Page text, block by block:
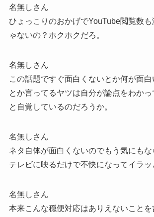
名無しさん
ひょっこりのおかげでYouTube閲覧数
ゃないの？ホクホクだろ。
名無しさん
この話題ですぐ面白くないとか何が面
とか言ってるヤツは自分が論点をわか
と自覚しているのだろうか。
名無しさん
ネタ自体が面白くないのでもう気にもな
テレビに映るだけで不快になってイラッ
名無しさん
本来こんな穏便対応はありえないこと